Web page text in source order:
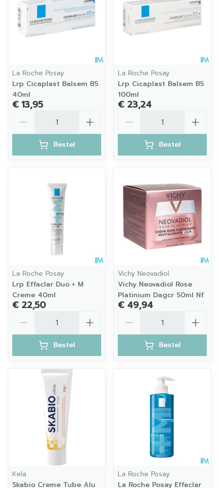
La Roche Posay
Lrp Cicaplast Balsem B5
40ml
€ 13,95
Bestel
La Roche Posay
Lrp Cicaplast Balsem B5
100ml
€ 23,24
Bestel
La Roche Posay
Lrp Effaclar Duo + M
Creme 40ml
€ 22,50
Bestel
Vichy Neovadiol
Vichy Neovadiol Rose
Platinium Dagcr 50ml Nf
€ 49,94
Bestel
Kela
Skabio Creme Tube Alu
La Roche Posay
La Roche Posay Effaclar